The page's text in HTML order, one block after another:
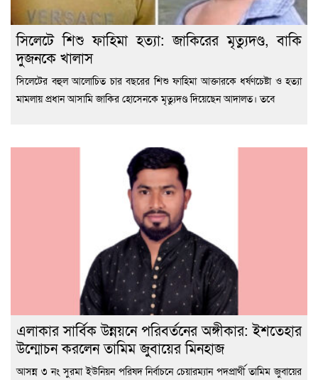
সিলেটে শিশু ফাহিমা হত্যা: জাকিরের মৃত্যুদণ্ড, বাকি
দুজনকে খালাস
সিলেটের বহুল আলোচিত চার বছরের শিশু ফাহিমা আক্তারকে ধর্ষণচেষ্টা ও হত্যা
মামলায় প্রধান আসামি জাকির হোসেনকে মৃত্যুদণ্ড দিয়েছেন আদালত। তবে
এলাকার সার্বিক উন্নয়নে পরিবর্তনের অঙ্গীকার: ইশতেহার
উন্মোচন করলেন তামিম জুবায়ের মিনহাজ
আসন্ন ৩ নং সুরমা ইউনিয়ন পরিষদ নির্বাচনে চেয়ারম্যান পদপ্রার্থী তামিম জুবায়ের